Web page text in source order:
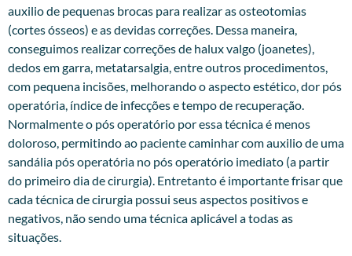
auxilio de pequenas brocas para realizar as osteotomias
(cortes ósseos) e as devidas correções. Dessa maneira,
conseguimos realizar correções de halux valgo (joanetes),
dedos em garra, metatarsalgia, entre outros procedimentos,
com pequena incisões, melhorando o aspecto estético, dor pós
operatória, índice de infecções e tempo de recuperação.
Normalmente o pós operatório por essa técnica é menos
doloroso, permitindo ao paciente caminhar com auxilio de uma
sandália pós operatória no pós operatório imediato (a partir
do primeiro dia de cirurgia). Entretanto é importante frisar que
cada técnica de cirurgia possui seus aspectos positivos e
negativos, não sendo uma técnica aplicável a todas as
situações.